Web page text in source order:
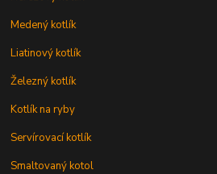
Medený kotlík
Liatinový kotlík
Železný kotlík
Kotlík na ryby
Servírovací kotlík
Smaltovaný kotol